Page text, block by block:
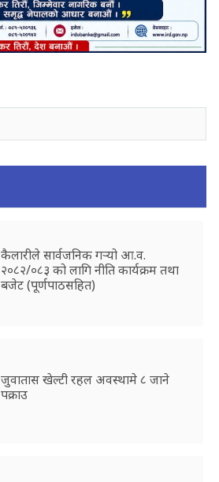
कैलारीले सार्वजनिक गर्‍यो आ.व.
२०८२/०८३ को लागि नीति कार्यक्रम तथा
बजेट (पूर्णपाठसहित)
जुवातास खेल्टी रहल अवस्थामे ८ जाने
पक्राउ